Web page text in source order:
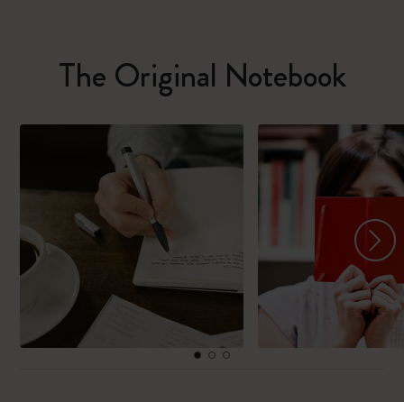
The Original Notebook